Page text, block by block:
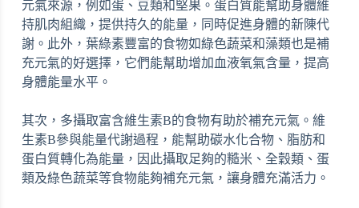
元氣來源，例如蛋、豆類和堅果。蛋白質能幫助身體維
持肌肉組織，提供持久的能量，同時促進身體的新陳代
謝。此外，葉綠素豐富的食物如綠色蔬菜和藻類也是補
充元氣的好選擇，它們能幫助增加血液氧氣含量，提高
身體能量水平。
其次，多攝取富含維生素B的食物有助於補充元氣。維
生素B參與能量代謝過程，能幫助碳水化合物、脂肪和
蛋白質轉化為能量，因此攝取足夠的糙米、全穀類、蛋
類及綠色蔬菜等食物能夠補充元氣，讓身體充滿活力。